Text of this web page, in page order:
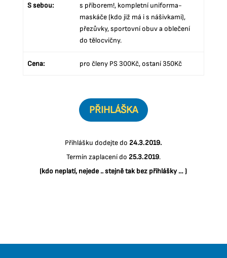
S sebou:
s příborem!, kompletní uniforma-
maskáče (kdo již má i s nášivkami),
přezůvky, sportovní obuv a oblečení
do tělocvičny.
Cena: pro členy PS 300Kč, ostaní 350Kč
PŘIHLÁŠKA
Přihlášku dodejte do 24.3.2019.
Termín zaplacení do 25.3.2019.
(kdo neplatí, nejede .. stejně tak bez přihlášky … )